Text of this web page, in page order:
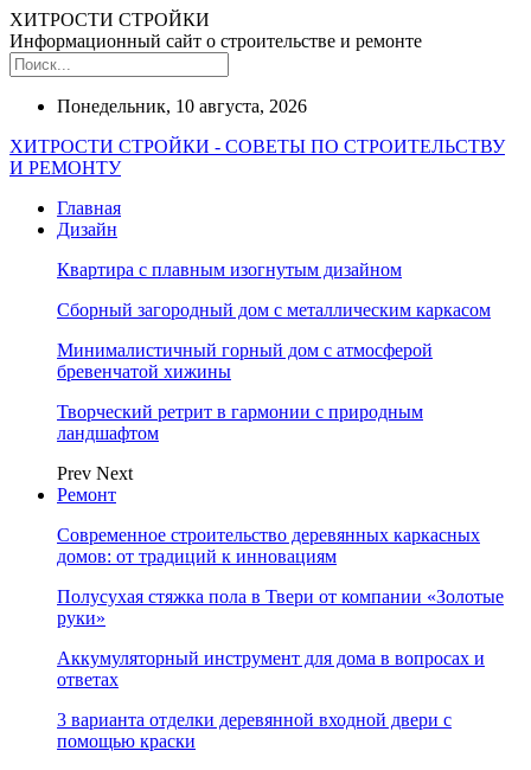
ХИТРОСТИ СТРОЙКИ
Информационный сайт о строительстве и ремонте
Понедельник, 10 августа, 2026
ХИТРОСТИ СТРОЙКИ - СОВЕТЫ ПО СТРОИТЕЛЬСТВУ
И РЕМОНТУ
Главная
Дизайн
Квартира с плавным изогнутым дизайном
Сборный загородный дом с металлическим каркасом
Минималистичный горный дом с атмосферой
бревенчатой хижины
Творческий ретрит в гармонии с природным
ландшафтом
Prev Next
Ремонт
Современное строительство деревянных каркасных
домов: от традиций к инновациям
Полусухая стяжка пола в Твери от компании «Золотые
руки»
Аккумуляторный инструмент для дома в вопросах и
ответах
3 варианта отделки деревянной входной двери с
помощью краски